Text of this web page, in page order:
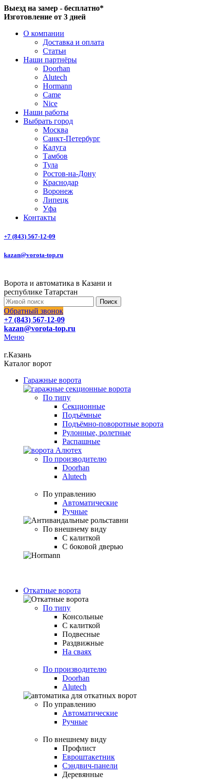
Выезд на замер - бесплатно*
Изготовление от 3 дней
О компании
Доставка и оплата
Статьи
Наши партнёры
Doorhan
Alutech
Hormann
Came
Nice
Наши работы
Выбрать город
Москва
Санкт-Петербург
Калуга
Тамбов
Тула
Ростов-на-Дону
Краснодар
Воронеж
Липецк
Уфа
Контакты
+7 (843) 567-12-09
kazan@vorota-top.ru
Ворота и автоматика в Казани и
республике Татарстан
Поиск
Обратный звонок
+7 (843) 567-12-09
kazan@vorota-top.ru
Меню
г.Казань
Каталог ворот
Гаражные ворота
По типу
Секционные
Подъёмные
Подъёмно-поворотные ворота
Рулонные, ролетные
Распашные
По производителю
Doorhan
Alutech
По управлению
Автоматические
Ручные
По внешнему виду
С калиткой
С боковой дверью
Откатные ворота
По типу
Консольные
С калиткой
Подвесные
Раздвижные
На сваях
По производителю
Doorhan
Alutech
По управлению
Автоматические
Ручные
По внешнему виду
Профлист
Евроштакетник
Сэндвич-панели
Деревянные